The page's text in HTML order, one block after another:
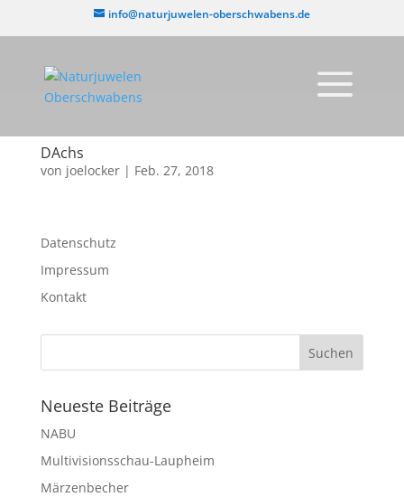
info@naturjuwelen-oberschwabens.de
DAchs
von joelocker| Feb. 27, 2018
Datenschutz
Impressum
Kontakt
Neueste Beiträge
NABU
Multivisionsschau-Laupheim
Märzenbecher